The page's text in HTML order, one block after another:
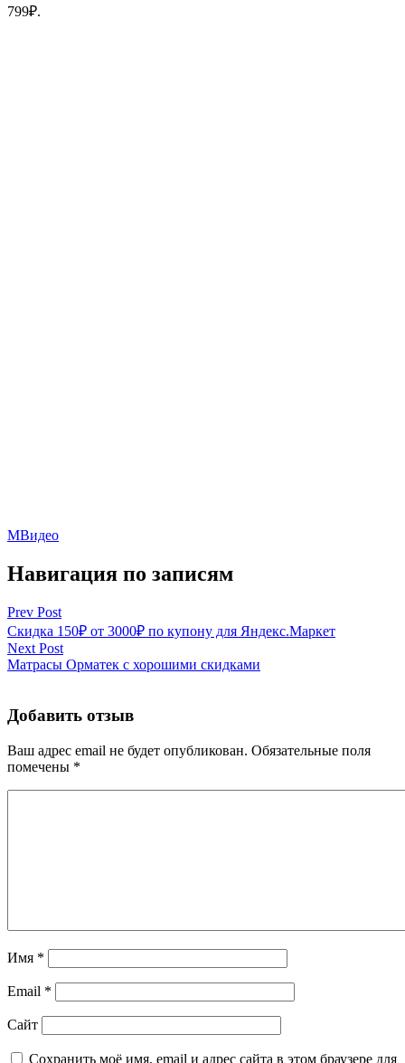
799₽.
МВидео
Навигация по записям
Prev Post
Скидка 150₽ от 3000₽ по купону для Яндекс.Маркет
Next Post
Матрасы Орматек с хорошими скидками
Добавить отзыв
Ваш адрес email не будет опубликован. Обязательные поля
помечены *
Имя *
Email *
Сайт
Сохранить моё имя, email и адрес сайта в этом браузере для